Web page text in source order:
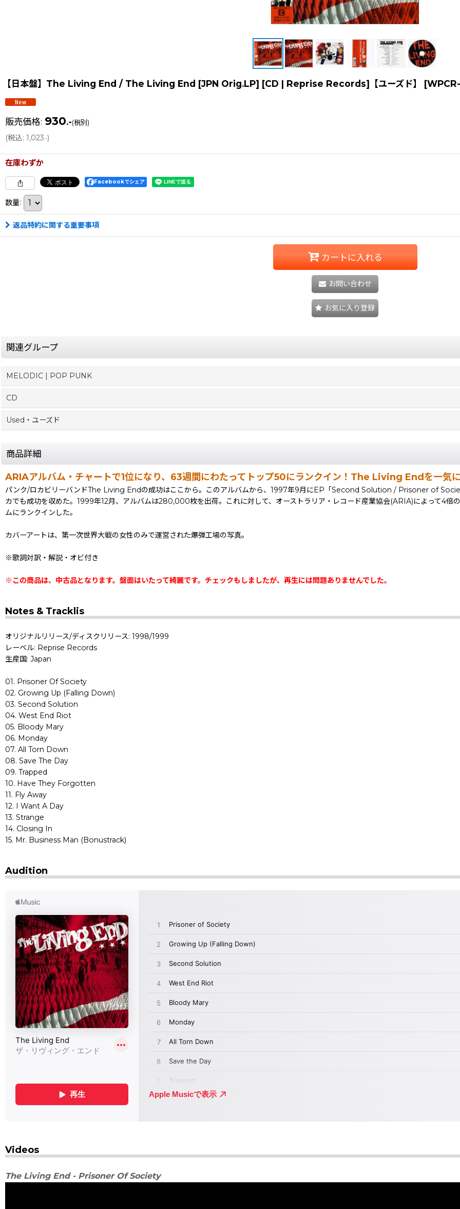
【日本盤】The Living End / The Living End [JPN Orig.LP] [CD | Reprise Records]【ユーズド】 [
販売価格: 930.-(税別)
(税込: 1,023.-)
在庫わずか
Facebookでシェア
数量:
返品特約に関する重要事項
カートに入れる
お問い合わせ
お気に入り登録
関連グループ
MELODIC | POP PUNK
CD
Used・ユーズド
商品詳細
ARIAアルバム・チャートで1位になり、63週間にわたってトップ50にランクイン！The Living Endを一気
パンク/ロカビリーバンドThe Living Endの成功はここから。このアルバムから、1997年9月にEP「Second Solution / Prisoner of
カでも成功を収めた。1999年12月、アルバムは280,000枚を出荷。これに対して、オーストラリア・レコード産業協会(ARIA)によって4倍
ムにランクインした。
カバーアートは、第一次世界大戦の女性のみで運営された爆弾工場の写真。
※歌詞対訳・解説・オビ付き
※この商品は、中古品となります。盤面はいたって綺麗です。チェックもしましたが、再生には問題ありませんでした。
Notes & Tracklis
オリジナルリリース/ディスクリリース: 1998/1999
レーベル: Reprise Records
生産国: Japan
01. Prisoner Of Society
02. Growing Up (Falling Down)
03. Second Solution
04. West End Riot
05. Bloody Mary
06. Monday
07. All Torn Down
08. Save The Day
09. Trapped
10. Have They Forgotten
11. Fly Away
12. I Want A Day
13. Strange
14. Closing In
15. Mr. Business Man (Bonustrack)
Audition
Videos
The Living End - Prisoner Of Society